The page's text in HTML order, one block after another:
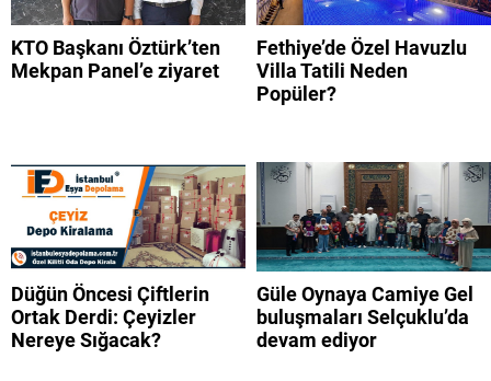
KTO Başkanı Öztürk’ten
Mekpan Panel’e ziyaret
Fethiye’de Özel Havuzlu
Villa Tatili Neden
Popüler?
Düğün Öncesi Çiftlerin
Ortak Derdi: Çeyizler
Nereye Sığacak?
Güle Oynaya Camiye Gel
buluşmaları Selçuklu’da
devam ediyor